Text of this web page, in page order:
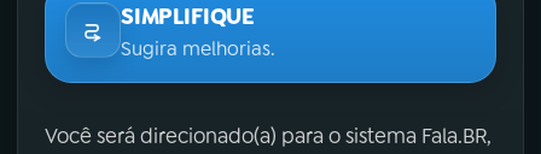
SIMPLIFIQUE
Sugira melhorias.
Você será direcionado(a) para o sistema Fala.BR,